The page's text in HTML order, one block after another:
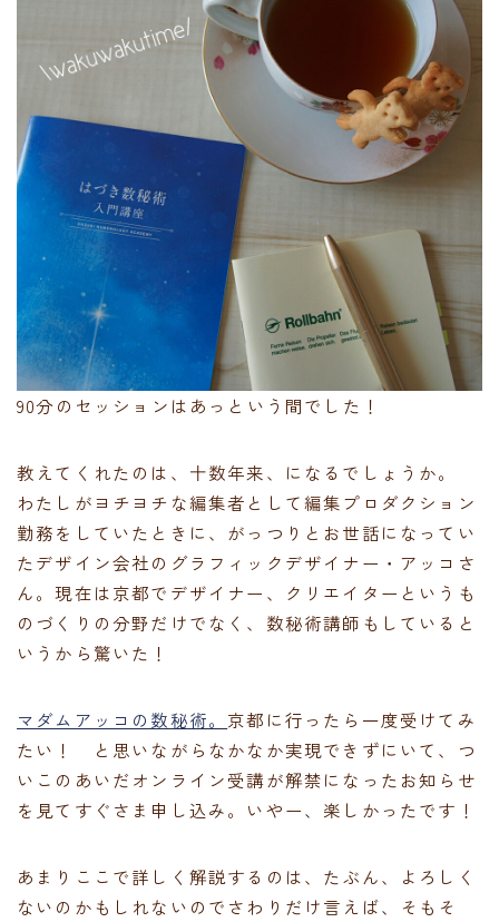
90分のセッションはあっという間でした！
教えてくれたのは、十数年来、になるでしょうか。
わたしがヨチヨチな編集者として編集プロダクション
勤務をしていたときに、がっつりとお世話になってい
たデザイン会社のグラフィックデザイナー・アッコさ
ん。現在は京都でデザイナー、クリエイターというも
のづくりの分野だけでなく、数秘術講師もしていると
いうから驚いた！
マダムアッコの数秘術。 京都に行ったら一度受けてみ
たい！ と思いながらなかなか実現できずにいて、つ
いこのあいだオンライン受講が解禁になったお知らせ
を見てすぐさま申し込み。いやー、楽しかったです！
あまりここで詳しく解説するのは、たぶん、よろしく
ないのかもしれないのでさわりだけ言えば、そもそ